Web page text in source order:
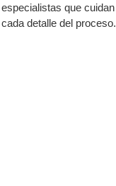
especialistas que cuidan
cada detalle del proceso.